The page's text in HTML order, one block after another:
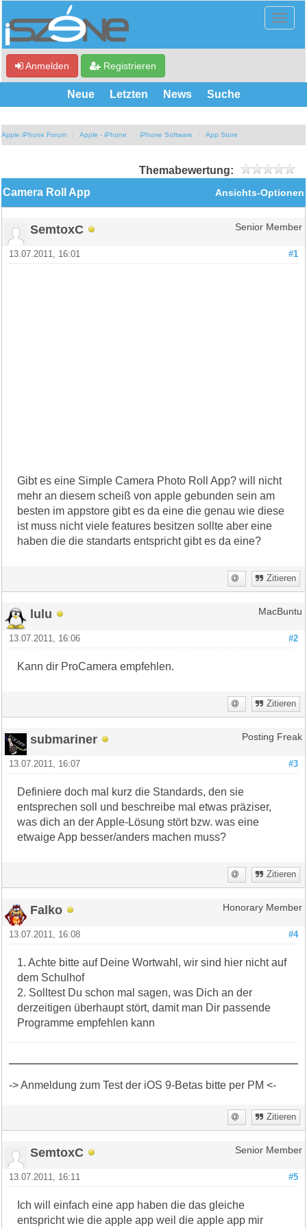
Anmelden Registrieren
Neue Letzten News Suche
Apple iPhone Forum Apple - iPhone iPhone Software App Store
Themabewertung:
Ansichts-Optionen
Camera Roll App
SemtoxC Senior Member
#1
13.07.2011, 16:01
Gibt es eine Simple Camera Photo Roll App? will nicht
mehr an diesem scheiß von apple gebunden sein am
besten im appstore gibt es da eine die genau wie diese
ist muss nicht viele features besitzen sollte aber eine
haben die die standarts entspricht gibt es da eine?
Zitieren
lulu MacBuntu
#2
13.07.2011, 16:06
Kann dir ProCamera empfehlen.
Zitieren
submariner Posting Freak
#3
13.07.2011, 16:07
Definiere doch mal kurz die Standards, den sie
entsprechen soll und beschreibe mal etwas präziser,
was dich an der Apple-Lösung stört bzw. was eine
etwaige App besser/anders machen muss?
Zitieren
Falko Honorary Member
#4
13.07.2011, 16:08
1. Achte bitte auf Deine Wortwahl, wir sind hier nicht auf
dem Schulhof
2. Solltest Du schon mal sagen, was Dich an der
derzeitigen überhaupt stört, damit man Dir passende
Programme empfehlen kann
-> Anmeldung zum Test der iOS 9-Betas bitte per PM <-
Zitieren
SemtoxC Senior Member
#5
13.07.2011, 16:11
Ich will einfach eine app haben die das gleiche
entspricht wie die apple app weil die apple app mir